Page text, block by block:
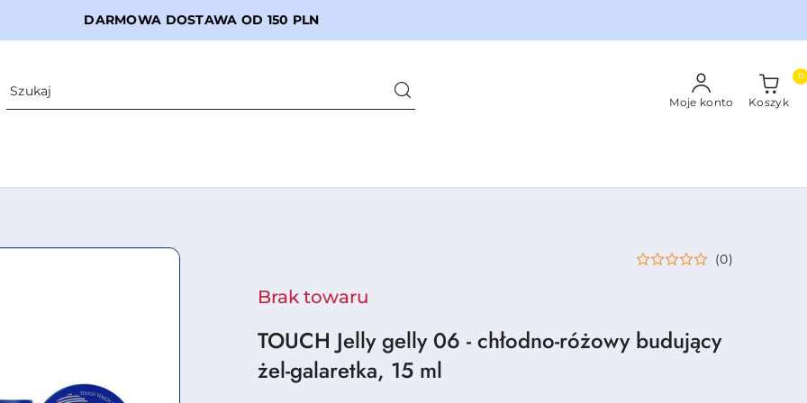
DARMOWA DOSTAWA OD 150 PLN
Moje konto Koszyk
0
(0)
Brak towaru
TOUCH Jelly gelly 06 - chłodno-różowy budujący
żel-galaretka, 15 ml